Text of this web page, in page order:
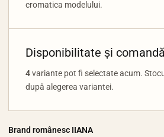
cromatica modelului.
Disponibilitate și comandă
4variante pot fi selectate acum.
după alegerea variantei.
Brand românesc IIANA